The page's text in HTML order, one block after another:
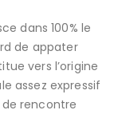
dans 100% le
de appater
vers l’origine
assez expressif
rencontre